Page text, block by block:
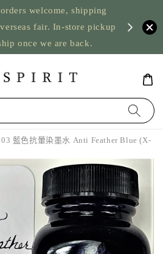
welcome, shipping
fair. In-store pickup
once we are back.
US
藍色抗暈染墨水 Anti Feather Blue (X-